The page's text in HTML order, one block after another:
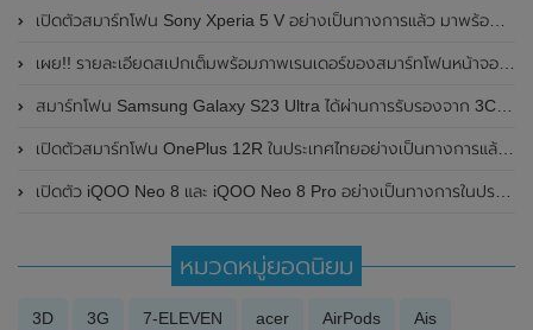
เปิดตัวสมาร์ทโฟน Sony Xperia 5 V อย่างเป็นทางการแล้ว มาพร้อมชิปเซ็ต Snapdragon 8 Gen 2 , แบตเตอรี่สุดอึด 5,000 mAh และกล้องหลังความละเอียด 48MP
เผย!! รายละเอียดสเปกเต็มพร้อมภาพเรนเดอร์ของสมาร์ทโฟนหน้าจอพับได้ Motorola Moto Razr 50 Ultra ก่อนเปิดตัวในเดือนมิถุนายน 2024 นี้
สมาร์ทโฟน Samsung Galaxy S23 Ultra ได้ผ่านการรับรองจาก 3C ของประเทศจีนแล้ว มาพร้อมรองรับการชาร์จไว 25W
เปิดตัวสมาร์ทโฟน OnePlus 12R ในประเทศไทยอย่างเป็นทางการแล้ว ในราคา 26,999 บาท
เปิดตัว iQOO Neo 8 และ iQOO Neo 8 Pro อย่างเป็นทางการในประเทศจีน มาพร้อมชิปเซ็ต Dimensity 9200+ รุ่นใหม่ของ MediaTek และรองรับการชาร์จไวที่ 120W
หมวดหมู่ยอดนิยม
3D 3G 7-ELEVEN acer AirPods Ais